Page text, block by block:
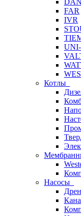
FAR
IVR
Котлы
Насосы